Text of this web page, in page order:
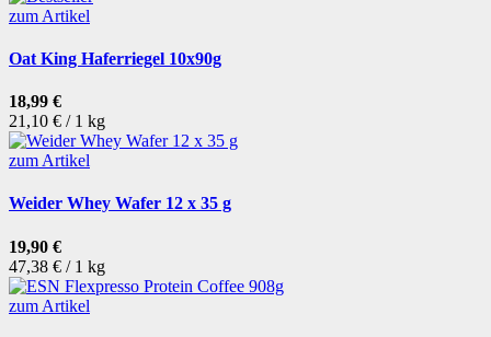
zum Artikel
Oat King Haferriegel 10x90g
18,99 €
21,10 € / 1 kg
zum Artikel
Weider Whey Wafer 12 x 35 g
19,90 €
47,38 € / 1 kg
zum Artikel